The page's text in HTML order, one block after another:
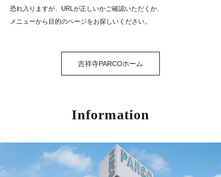
恐れ入りますが、URLが正しいかご確認いただくか、
メニューから目的のページをお探しいください。
吉祥寺PARCOホーム
Information